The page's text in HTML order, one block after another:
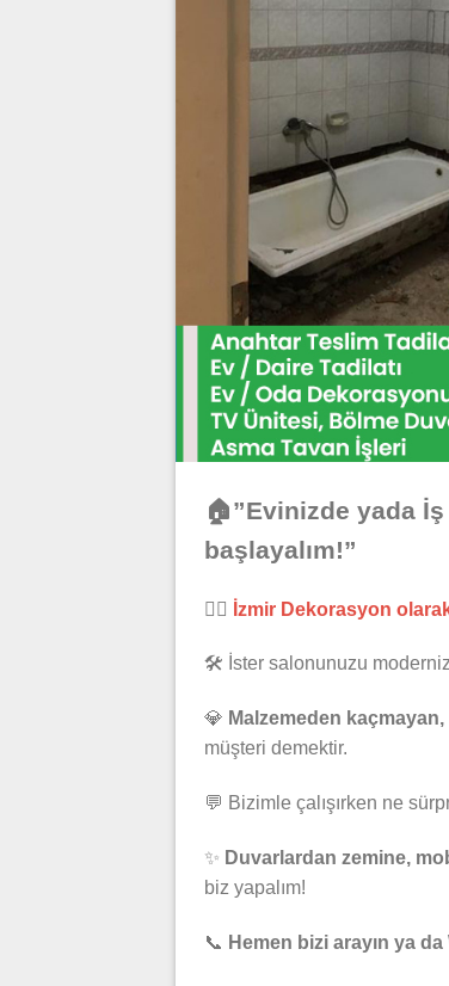
🏠”Evinizde yada
başlayalım!”
👷‍♂️ İzmir Dekorasyon
🛠️ İster salonunuzu
💎 Malzemeden
müşteri demektir.
💬 Bizimle çalışırken ne
✨ Duvarlardan zemine,
biz yapalım!
📞 Hemen bizi arayın ya da